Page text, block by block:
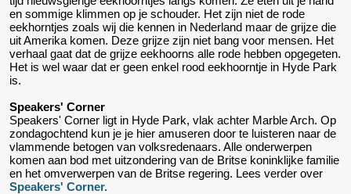
en sommige klimmen op je schouder. Het zijn niet de rode
eekhorntjes zoals wij die kennen in Nederland maar de grijze die
uit Amerika komen. Deze grijze zijn niet bang voor mensen. Het
verhaal gaat dat de grijze eekhoorns alle rode hebben opgegeten.
Het is wel waar dat er geen enkel rood eekhoorntje in Hyde Park
is.
Speakers' Corner
Speakers' Corner ligt in Hyde Park, vlak achter Marble Arch. Op
zondagochtend kun je je hier amuseren door te luisteren naar de
vlammende betogen van volksredenaars. Alle onderwerpen
komen aan bod met uitzondering van de Britse koninklijke familie
en het omverwerpen van de Britse regering. Lees verder over
Speakers' Corner.